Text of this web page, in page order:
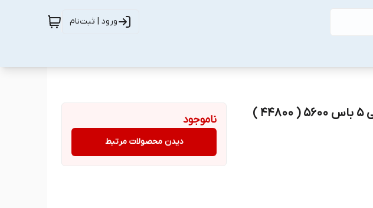
ورود | ثبت‌نام
ناموجود
دیدن محصولات مرتبط